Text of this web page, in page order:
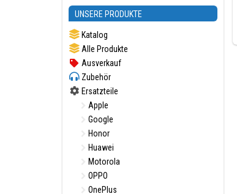
UNSERE PRODUKTE
Katalog
Alle Produkte
Ausverkauf
Zubehör
Ersatzteile
Apple
Google
Honor
Huawei
Motorola
OPPO
OnePlus